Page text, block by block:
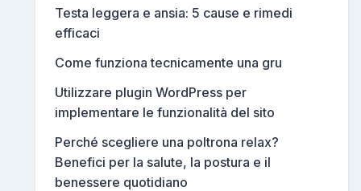
Testa leggera e ansia: 5 cause e rimedi
efficaci
Come funziona tecnicamente una gru
Utilizzare plugin WordPress per
implementare le funzionalità del sito
Perché scegliere una poltrona relax?
Benefici per la salute, la postura e il
benessere quotidiano